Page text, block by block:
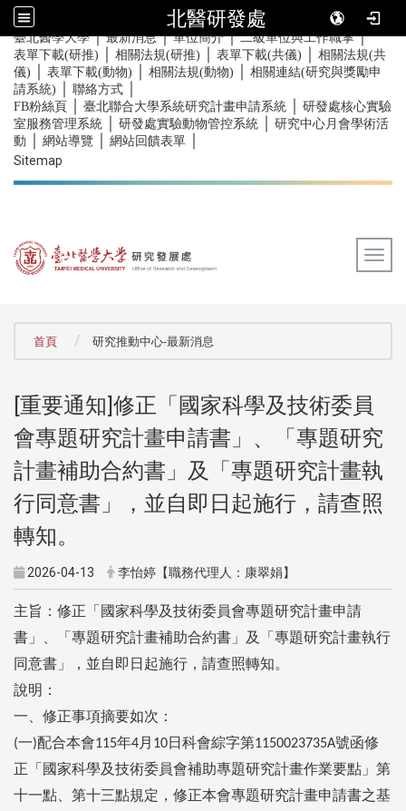
北醫研發處
::: 臺北醫學大學｜最新消息｜單位簡介｜二級單位與工作職掌｜
表單下載(研推) 相關法規(研推) 表單下載(共儀)
相關法規(共
儀)
表單下載(動物) 相關法規(動物)
相關連結(研究與獎勵申
請系統)
聯絡方式
FB粉絲頁 臺北聯合大學系統研究計畫申請系統
研發處核心實驗
室服務管理系統
研發處實驗動物管控系統
研究中心月會學術活
動
網站導覽 網站回饋表單
Sitemap
首頁 研究推動中心-最新消息
[重要通知]修正「國家科學及技術委員
會專題研究計畫申請書」、「專題研究
計畫補助合約書」及「專題研究計畫執
行同意書」，並自即日起施行，請查照
轉知。
2026-04-13 李怡婷【職務代理人：康翠娟】
主旨：修正「國家科學及技術委員會專題研究計畫申請
書」、「專題研究計畫補助合約書」及「專題研究計畫執行
同意書」，並自即日起施行，請查照轉知。
說明：
一、修正事項摘要如次：
(一)配合本會115年4月 10日科會綜字第1150023735A號函修
正「國家科學及技術委員會補助專題研究計畫作業要點」第
十一點、第十三點規定，修正本會專題研究計畫申請書之基